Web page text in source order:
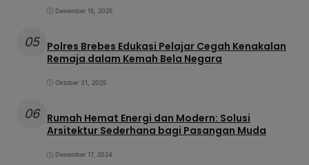
Desember 15, 2025
05 Polres Brebes Edukasi Pelajar Cegah Kenakalan
Remaja dalam Kemah Bela Negara
Oktober 31, 2025
06 Rumah Hemat Energi dan Modern: Solusi
Arsitektur Sederhana bagi Pasangan Muda
Desember 17, 2024